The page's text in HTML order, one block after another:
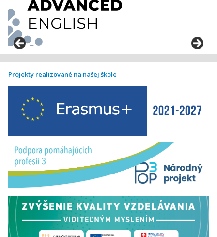
Projekty realizované na našej škole